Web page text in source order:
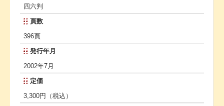
四六判
頁数
396頁
発行年月
2002年7月
定価
3,300円（税込）